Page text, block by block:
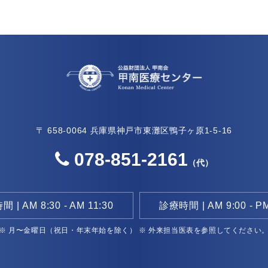
〒 658-0064 兵庫県神戸市東灘区鴨子ヶ原1-5-16
078-851-2161 （代）
間 | AM 8:30 - AM 11:30 診療時間 | AM 9:00 -
月〜金曜日（祝日・年末年始を除く） ※ 外来担当医表を参照してください